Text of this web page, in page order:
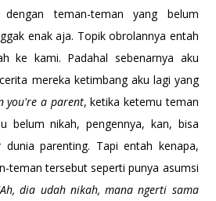
teman-teman yang belum
enak aja. Topik obrolannya entah
ke kami. Padahal sebenarnya aku
mereka ketimbang aku lagi yang
you're a parent, ketika ketemu teman
belum nikah, pengennya, kan, bisa
parenting. Tapi entah kenapa,
teman tersebut seperti punya asumsi
dia udah nikah, mana ngerti sama